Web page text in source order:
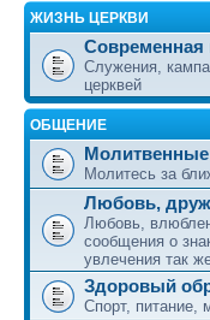
ЖИЗНЬ ЦЕРКВИ
Современная
Служения,
церквей
ОБЩЕНИЕ
Молитесь за
Любовь,
Любовь,
сообщения о
увлечения так
Здоровый
Спорт, питание,